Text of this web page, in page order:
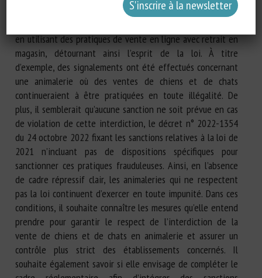
établissements contournent cette interdiction en
en utilisant des pratiques de vente en ligne avec retrait en
magasin, détournant ainsi l’esprit de la loi. À titre
d’exemple, des signalements ont été effectués concernant
une animalerie où des ventes de chiens et de chats
continueraient à être pratiquées en toute illégalité. De
plus, il semblerait qu’aucune sanction ne soit prévue en cas
de violation de cette interdiction, le décret n° 2022-1354
du 24 octobre 2022 fixant les sanctions relatives à la loi de
2021 n’incluant pas de dispositions spécifiques pour
sanctionner ces pratiques frauduleuses. Ainsi, en l’absence
de cadre répressif clair, les animaleries qui ne respectent
pas la loi continuent d’exercer en toute impunité. Dans ces
conditions, il souhaite connaître les mesures qu’elle entend
prendre pour garantir le respect de l’interdiction de la
vente de chiens et de chats en animalerie et assurer un
contrôle plus strict des établissements concernés. Il
souhaite également savoir si elle envisage de compléter le